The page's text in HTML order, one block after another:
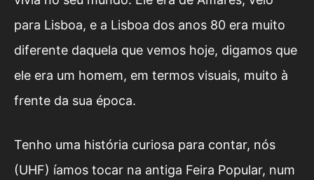
para Lisboa, e a Lisboa dos anos 80 era muito
diferente daquela que vemos hoje, digamos que
ele era um homem, em termos visuais, muito à
frente da sua época.
Tenho uma história curiosa para contar, nós
(UHF) íamos tocar na antiga Feira Popular, num